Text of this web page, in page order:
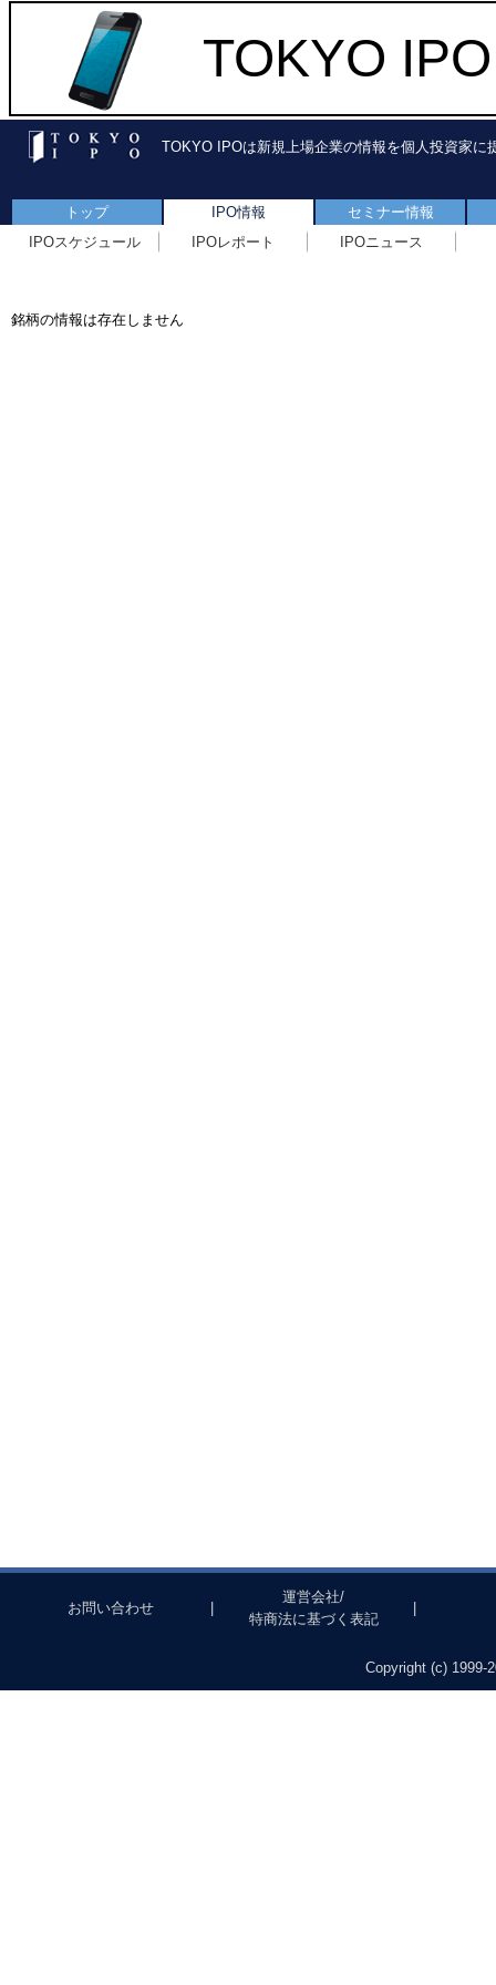
TOKYO
TOKYO IPOは新規上場企業の情報を個人投資家に
トップ IPO情報
セミナー情報
IPOスケジュール
IPOレポート IPOニュース
銘柄の情報は存在しません
お問い合わせ
運営会社/
特商法に基づく表記
Copyright (c) 1999-